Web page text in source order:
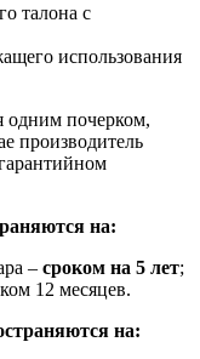
талона с
использования
одним почерком,
производитель
на:
– сроком на 5 лет;
12 месяцев.
на: